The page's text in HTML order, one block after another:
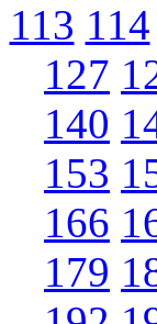
113 114
127
140
153
166
179